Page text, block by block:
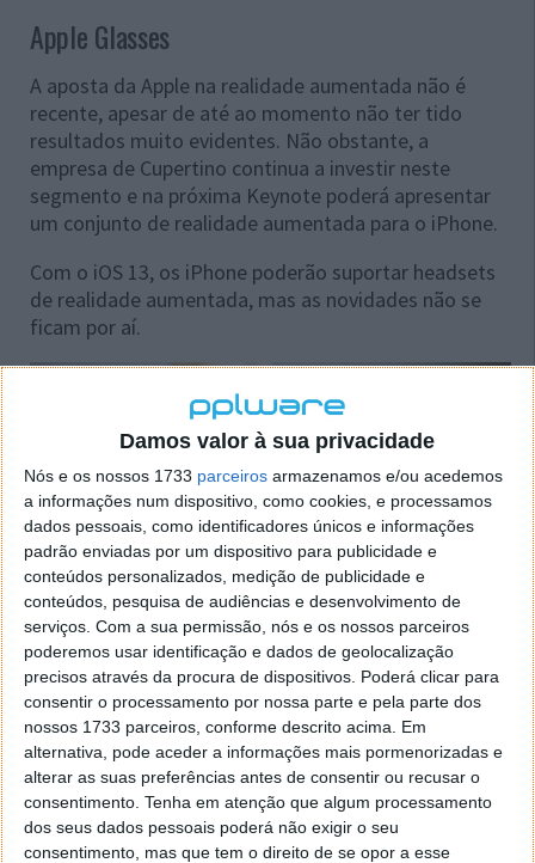
Damos valor à sua privacidade
Nós e os nossos 1733 parceiros armazenamos e/ou acedemos
a informações num dispositivo, como cookies, e processamos
dados pessoais, como identificadores únicos e informações
padrão enviadas por um dispositivo para publicidade e
conteúdos personalizados, medição de publicidade e
conteúdos, pesquisa de audiências e desenvolvimento de
serviços. Com a sua permissão, nós e os nossos parceiros
poderemos usar identificação e dados de geolocalização
precisos através da procura de dispositivos. Poderá clicar para
consentir o processamento por nossa parte e pela parte dos
nossos 1733 parceiros, conforme descrito acima. Em
alternativa, pode aceder a informações mais pormenorizadas e
alterar as suas preferências antes de consentir ou recusar o
consentimento. Tenha em atenção que algum processamento
dos seus dados pessoais poderá não exigir o seu
consentimento, mas que tem o direito de se opor a esse
Apple Glasses
A aposta da Apple na realidade aumentada não é
recente, apesar de até ao momento não ter tido
resultados muito evidentes. Não obstante, a
empresa de Cupertino continua a investir neste
segmento e na próxima Keynote poderá apresentar
um conjunto de realidade aumentada para o iPhone.
Com o iOS 13, os iPhone poderão suportar headsets
de realidade aumentada, mas as novidades não se
ficam por aí.
A Apple está a estudar o suporte para estes headsets
de RA mas com dois dispositivos adicionais, com os
nomes de código Luck e Franc. Depois de vários
avanços e recuos relativamente à realidade
aumentada, será que é desta que a empresa avança
definitivamente com algo? Esperemos por terça-
feira!